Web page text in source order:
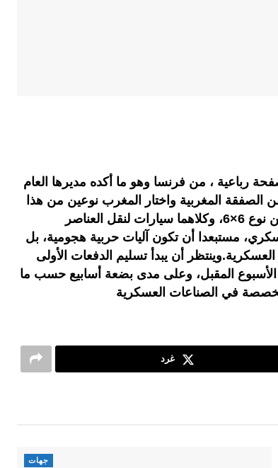
عسكرية مصفحة رباعية ، من فرنسا وهو ما أكده مديرها العام
الصفقة المغربية واختار المغرب نوعين من هذا
المنتج، منهما سيارات دفع 4×4 وأخرى من نوع 6×6، وكلاهما سيارات لنقل العناصر
مستبعدا أن تكون آليات حربية هجومية، بل
أن يبدأ تسليم الدفعات الأولى
الأسبوع المقبل، وعلى مدى بضعة أسابيع حسب ما
في الصناعات العسكرية
غرد
جهات